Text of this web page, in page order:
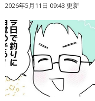
2026年5月11日 09:43 更新